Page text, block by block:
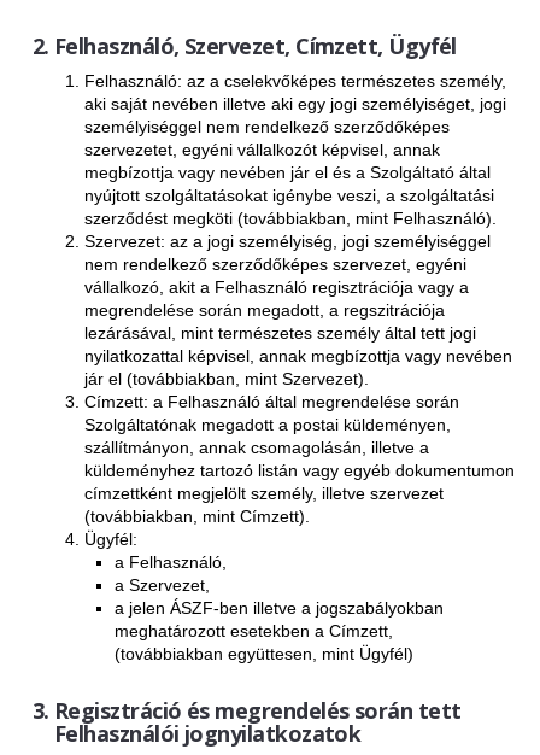
Kisfeszültség - MERSEN
Biztosító aljzatok
Biztosító betétek
Szakaszoló-kapcsolók
Zaptec
Zaptec Go
Zaptec Pro
Zaptec Sense
Oszlopok
Kiegészítők
eCAR.On
AC Töltők
DC Töltők
ExPL-DC védelmi elosztók
Tűzvédelmi lekapcsolás
Tűzv. lekapcsolás és védelem
ExPL-AC védelmi elosztók
Felhasználó, Szervezet, Címzett, Ügyfél
Felhasználó: az a cselekvőképes természetes személy,
aki saját nevében illetve aki egy jogi személyiséget, jogi
személyiséggel nem rendelkező szerződőképes
szervezetet, egyéni vállalkozót képvisel, annak
megbízottja vagy nevében jár el és a Szolgáltató által
nyújtott szolgáltatásokat igénybe veszi, a szolgáltatási
szerződést megköti (továbbiakban, mint Felhasználó).
Szervezet: az a jogi személyiség, jogi személyiséggel
nem rendelkező szerződőképes szervezet, egyéni
vállalkozó, akit a Felhasználó regisztrációja vagy a
megrendelése során megadott, a regszitrációja
lezárásával, mint természetes személy által tett jogi
nyilatkozattal képvisel, annak megbízottja vagy nevében
jár el (továbbiakban, mint Szervezet).
Címzett: a Felhasználó által megrendelése során
Szolgáltatónak megadott a postai küldeményen,
szállítmányon, annak csomagolásán, illetve a
küldeményhez tartozó listán vagy egyéb dokumentumon
címzettként megjelölt személy, illetve szervezet
(továbbiakban, mint Címzett).
Ügyfél:
a Felhasználó,
a Szervezet,
a jelen ÁSZF-ben illetve a jogszabályokban
meghatározott esetekben a Címzett,
(továbbiakban együttesen, mint Ügyfél)
Regisztráció és megrendelés során tett
Felhasználói jognyilatkozatok